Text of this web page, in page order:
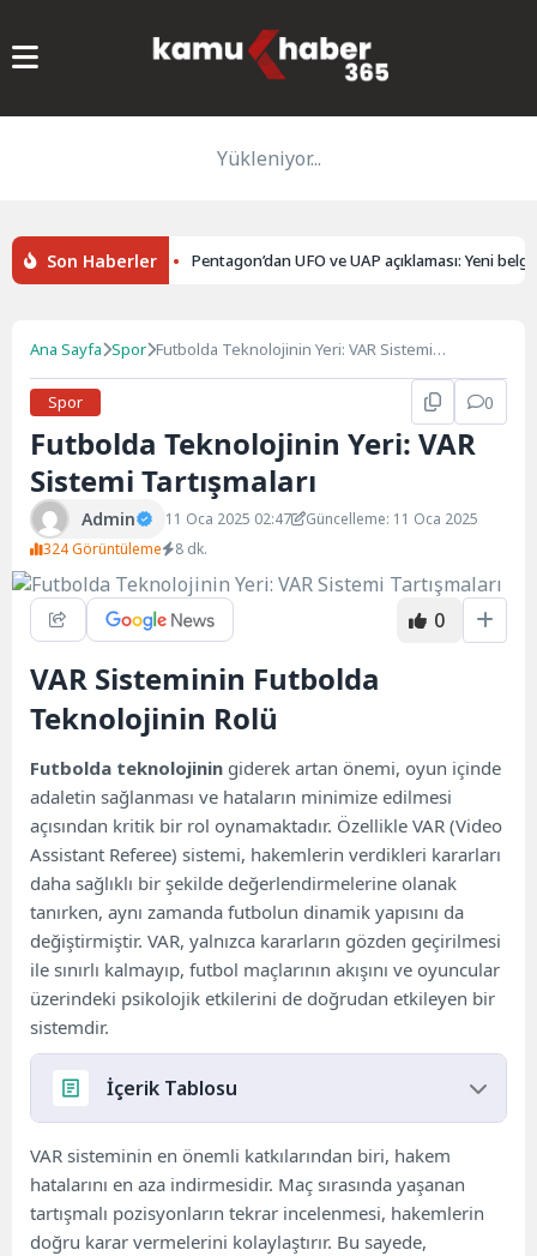
Yükleniyor...
Son Haberler
15 Gözaltı Pentagon’dan UFO ve UAP açıklaması: Yeni belgeler
Ana Sayfa Spor Futbolda Teknolojinin Yeri: VAR Sistemi
Spor
0
Futbolda Teknolojinin Yeri: VAR
Sistemi Tartışmaları
Admin 11 Oca 2025 02:47
Güncelleme: 11 Oca 2025
324 Görüntüleme
8 dk.
0
VAR Sisteminin Futbolda
Teknolojinin Rolü
Futbolda teknolojinin giderek artan önemi, oyun içinde
adaletin sağlanması ve hataların minimize edilmesi
açısından kritik bir rol oynamaktadır. Özellikle VAR (Video
Assistant Referee) sistemi, hakemlerin verdikleri kararları
daha sağlıklı bir şekilde değerlendirmelerine olanak
tanırken, aynı zamanda futbolun dinamik yapısını da
değiştirmiştir. VAR, yalnızca kararların gözden geçirilmesi
ile sınırlı kalmayıp, futbol maçlarının akışını ve oyuncular
üzerindeki psikolojik etkilerini de doğrudan etkileyen bir
sistemdir.
İçerik Tablosu
VAR Sisteminin Futbolda Teknolojinin Rolü
Futbolda Teknolojinin Gelişimi ve VAR
Uygulamaları
VAR Sistemi ile Hataların Azaltılması: Gelişmeler
VAR sisteminin en önemli katkılarından biri, hakem
hatalarını en aza indirmesidir. Maç sırasında yaşanan
tartışmalı pozisyonların tekrar incelenmesi, hakemlerin
doğru karar vermelerini kolaylaştırır. Bu sayede,